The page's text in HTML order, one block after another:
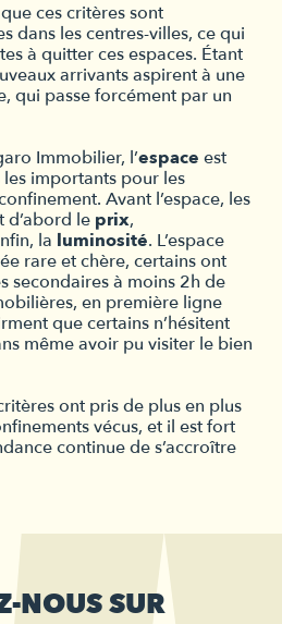
ces critères sont
dans les centres-villes, ce qui
à quitter ces espaces. Étant
arrivants aspirent à une
qui passe forcément par un
Immobilier, l’espace est
importants pour les
Avant l’espace, les
d’abord le prix,
la luminosité. L’espace
rare et chère, certains ont
secondaires à moins 2h de
en première ligne
que certains n’hésitent
même avoir pu visiter le bien
ont pris de plus en plus
vécus, et il est fort
continue de s’accroître
NOUS SUR